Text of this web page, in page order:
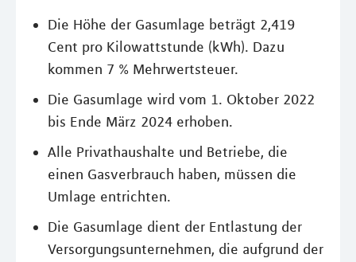
Die Höhe der Gasumlage beträgt 2,419
Cent pro Kilowattstunde (kWh). Dazu
kommen 7 % Mehrwertsteuer.
Die Gasumlage wird vom 1. Oktober 2022
bis Ende März 2024 erhoben.
Alle Privathaushalte und Betriebe, die
einen Gasverbrauch haben, müssen die
Umlage entrichten.
Die Gasumlage dient der Entlastung der
Versorgungsunternehmen, die aufgrund der